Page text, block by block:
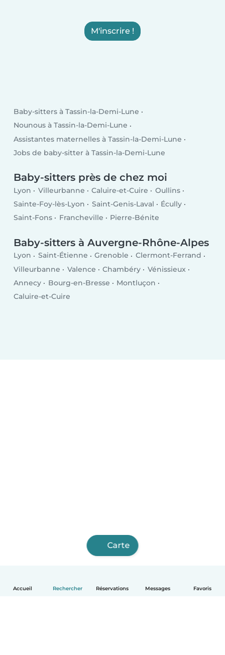
Accueil Rechercher Réservations Messages Favoris
M'inscrire !
Baby-sitters à Tassin-la-Demi-Lune
Nounous à Tassin-la-Demi-Lune
Assistantes maternelles à Tassin-la-Demi-Lune
Jobs de baby-sitter à Tassin-la-Demi-Lune
Baby-sitters près de chez moi
Lyon Villeurbanne Caluire-et-Cuire
Oullins
Sainte-Foy-lès-Lyon
Saint-Genis-Laval
Écully
Saint-Fons
Francheville Pierre-Bénite
Baby-sitters à Auvergne-Rhône-Alpes
Lyon Saint-Étienne Grenoble
Clermont-Ferrand
Villeurbanne
Valence Chambéry
Vénissieux
Annecy
Bourg-en-Bresse
Montluçon
Caluire-et-Cuire
Carte